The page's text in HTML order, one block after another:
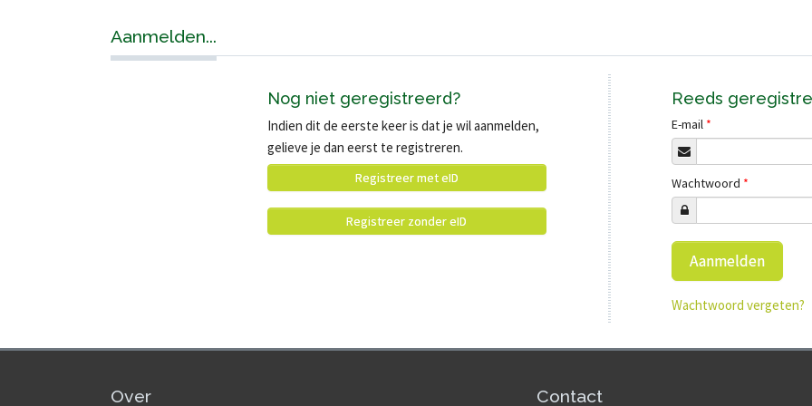
Aanmelden...
Reeds
E-mail *
Wachtwoord *
Wachtwoord vergeten?
Nog niet geregistreerd?
Indien dit de eerste keer is dat je wil aanmelden,
gelieve je dan eerst te registreren.
Registreer met eID
Registreer zonder eID
Over Contact